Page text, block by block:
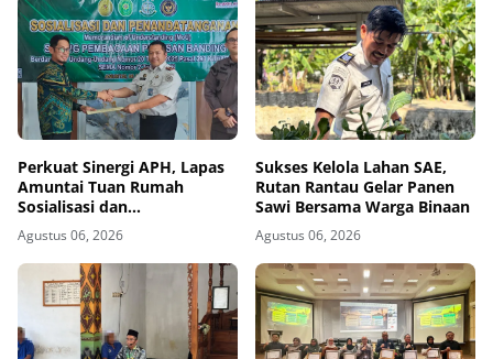
Perkuat Sinergi APH, Lapas
Amuntai Tuan Rumah
Sosialisasi dan
Penandatanganan MoU
Sidang Banding
Agustus 06, 2026
Sukses Kelola Lahan SAE,
Rutan Rantau Gelar Panen
Sawi Bersama Warga Binaan
Agustus 06, 2026